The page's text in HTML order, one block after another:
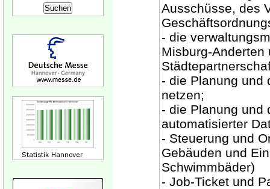
Ausschüsse, des
- die
Misburg-Anderten
- die Planung und
netzen;
- die Planung und
automatisierter
- Steuerung und
Gebäuden und
Schwimmbäder)
- Job-Ticket und